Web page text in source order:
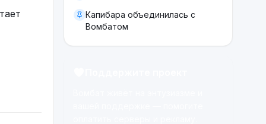
Капибара объединилась с
Вомбатом